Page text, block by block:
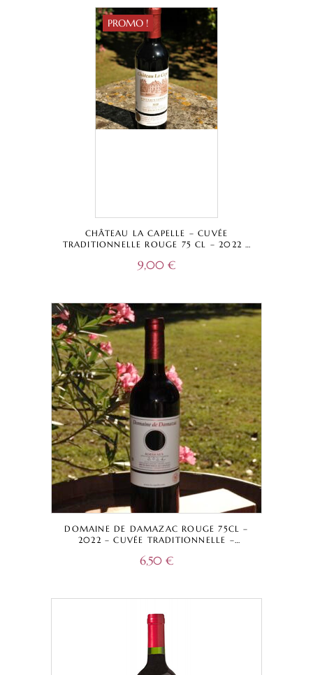
PROMO !
CHÂTEAU LA CAPELLE – CUVÉE
TRADITIONNELLE ROUGE 75 CL – 2022 –
9,00 €
DOMAINE DE DAMAZAC ROUGE 75CL –
2022 – CUVÉE TRADITIONNELLE –
6,50 €